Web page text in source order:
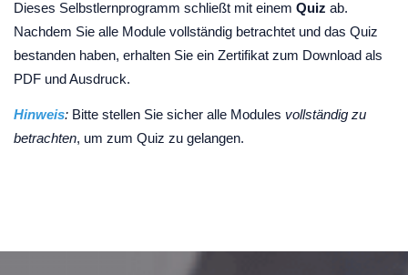
Dieses Selbstlernprogramm schließt mit einem Quiz ab.
Nachdem Sie alle Module vollständig betrachtet und das Quiz
bestanden haben, erhalten Sie ein Zertifikat zum Download als
PDF und Ausdruck.
Hinweis: Bitte stellen Sie sicher alle Modules vollständig zu
betrachten, um zum Quiz zu gelangen.